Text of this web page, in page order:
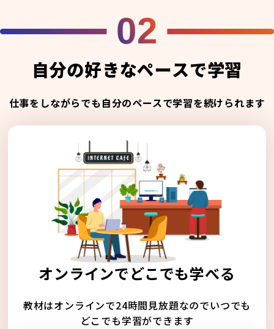
02
自分の好きなペースで学習
仕事をしながらでも自分のペースで学習を続けられます
オンラインでどこでも学べる
教材はオンラインで24時間見放題なのでいつでも
どこでも学習ができます